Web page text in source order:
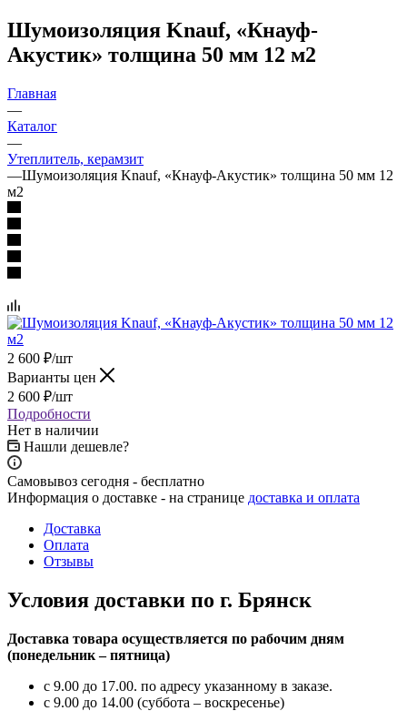
Шумоизоляция Knauf, «Кнауф-
Акустик» толщина 50 мм 12 м2
Главная
—
Каталог
—
Утеплитель, керамзит
—Шумоизоляция Knauf, «Кнауф-Акустик» толщина 50 мм 12
м2
2 600 ₽/шт
Варианты цен
2 600 ₽/шт
Подробности
Нет в наличии
Нашли дешевле?
Самовывоз сегодня - бесплатно
Информация о доставке - на странице доставка и оплата
Доставка
Оплата
Отзывы
Условия доставки по г. Брянск
Доставка товара осуществляется по рабочим дням
(понедельник – пятница)
с 9.00 до 17.00. по адресу указанному в заказе.
с 9.00 до 14.00 (суббота – воскресенье)